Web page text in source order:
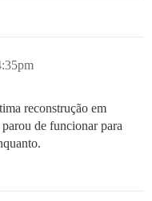
reconstrução em
de funcionar para